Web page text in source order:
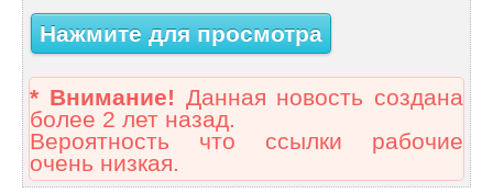
Нажмите для просмотра
* Внимание! Данная новость создана
более 2 лет назад.
Вероятность что ссылки рабочие
очень низкая.